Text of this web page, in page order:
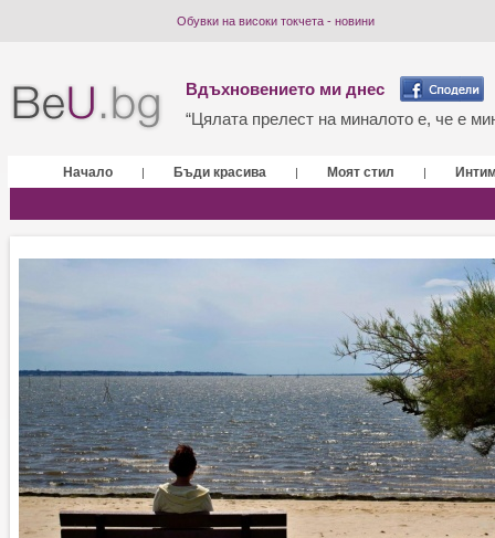
Обувки на високи токчета - новини
Вдъхновението ми днес
“Цялата прелест на миналото е, че е
Начало | Бъди красива | Моят стил |